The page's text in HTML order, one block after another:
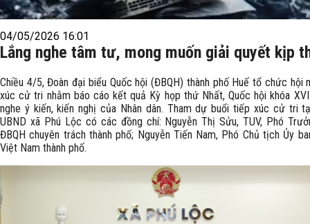
04/05/2026 16:01
Lắng nghe tâm tư, mong muốn giải quyết kịp
Chiều 4/5, Đoàn đại biểu Quốc hội (ĐBQH) thành phố Huế tổ chức hội
xúc cử tri nhằm báo cáo kết quả Kỳ họp thứ Nhất, Quốc hội khóa
nghe ý kiến, kiến nghị của Nhân dân. Tham dự buổi tiếp xúc cử tri
UBND xã Phú Lộc có các đồng chí: Nguyễn Thị Sửu, TUV, Phó
ĐBQH chuyên trách thành phố; Nguyễn Tiến Nam, Phó Chủ tịch Ủy
Việt Nam thành phố.